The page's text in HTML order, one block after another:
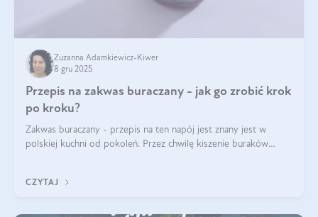
Zuzanna Adamkiewicz-Kiwer
8 gru 2025
Przepis na zakwas buraczany - jak go zrobić krok
po kroku?
Zakwas buraczany - przepis na ten napój jest znany jest w
polskiej kuchni od pokoleń. Przez chwilę kiszenie buraków
CZYTAJ